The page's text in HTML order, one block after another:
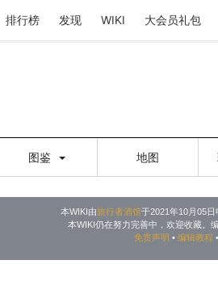
排行榜 发现 WIKI 大会员礼包
图鉴 地图
本WIKI由旅行者酒馆于2021年10月05日
本WIKI仍在努力完善中，欢迎收藏。
免责声明 • 编辑教程 •